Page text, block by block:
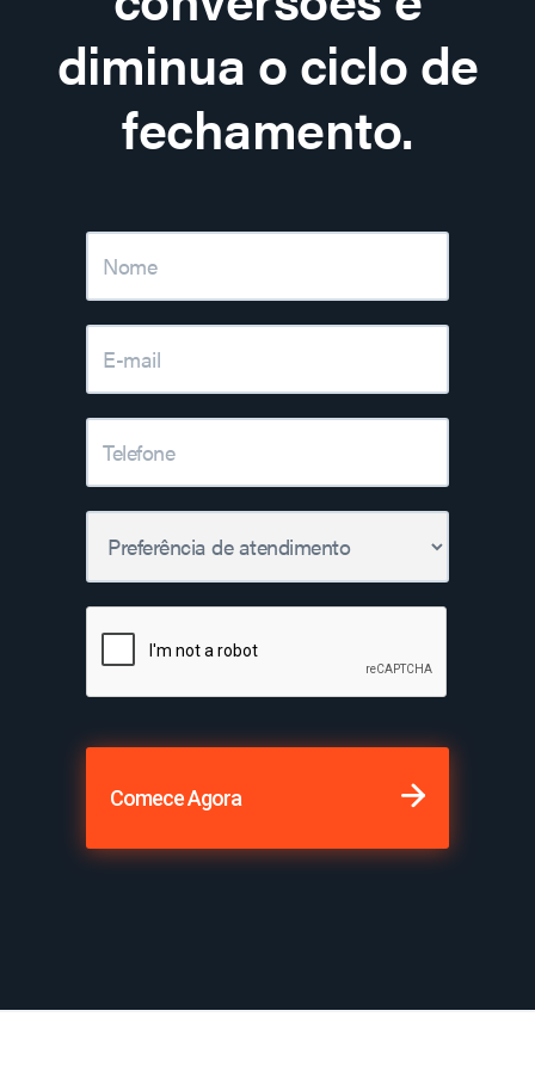
diminua o ciclo de
fechamento.
Comece Agora